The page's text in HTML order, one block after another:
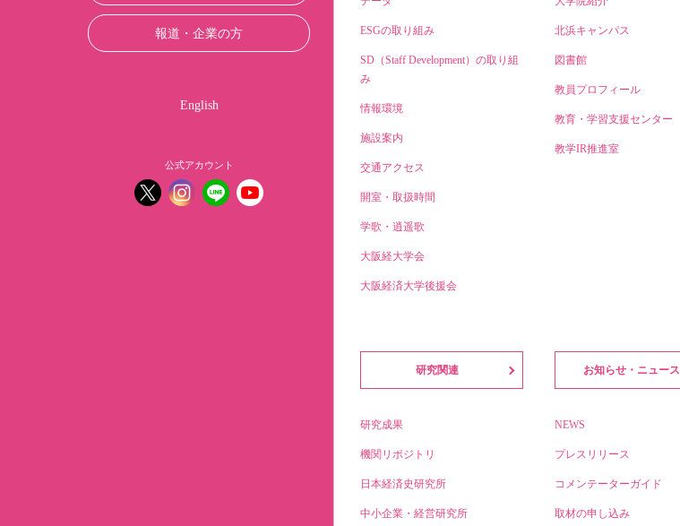
報道・企業の方
English
公式アカウント
ESGの取り組み
SD（Staff Development）の取り組
み
情報環境
施設案内
交通アクセス
開室・取扱時間
学歌・逍遥歌
大阪経大学会
大阪経済大学後援会
北浜キャンパス
図書館
教員プロフィール
教育・学習支援センター
教学IR推進室
研究関連
研究成果
機関リポジトリ
日本経済史研究所
中小企業・経営研究所
お知らせ・ニュース
NEWS
プレスリリース
コメンテーターガイド
取材の申し込み